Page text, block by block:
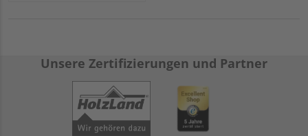
Unsere Zertifizierungen und Partner